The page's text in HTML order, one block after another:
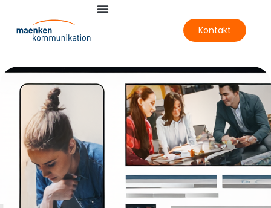
Kontakt